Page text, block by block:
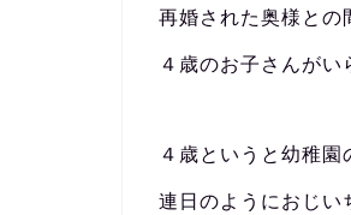
再婚された奥様との
４歳のお子さんが
４歳というと幼稚
連日のようにおじい